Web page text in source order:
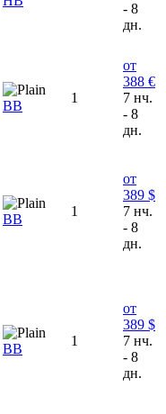
- 8
дн.
ВВ
1
от
388 €
7 нч.
- 8
дн.
ВВ
1
от
389 $
7 нч.
- 8
дн.
BB
1
от
389 $
7 нч.
- 8
дн.